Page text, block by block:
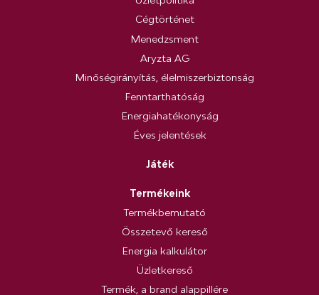
Cégtörténet
Menedzsment
Aryzta AG
Minőségirányítás, élelmiszerbiztonság
Fenntarthatóság
Energiahatékonyság
Éves jelentések
Játék
Termékeink
Termékbemutató
Összetevő kereső
Energia kalkulátor
Üzletkereső
Termék, a brand alappillére